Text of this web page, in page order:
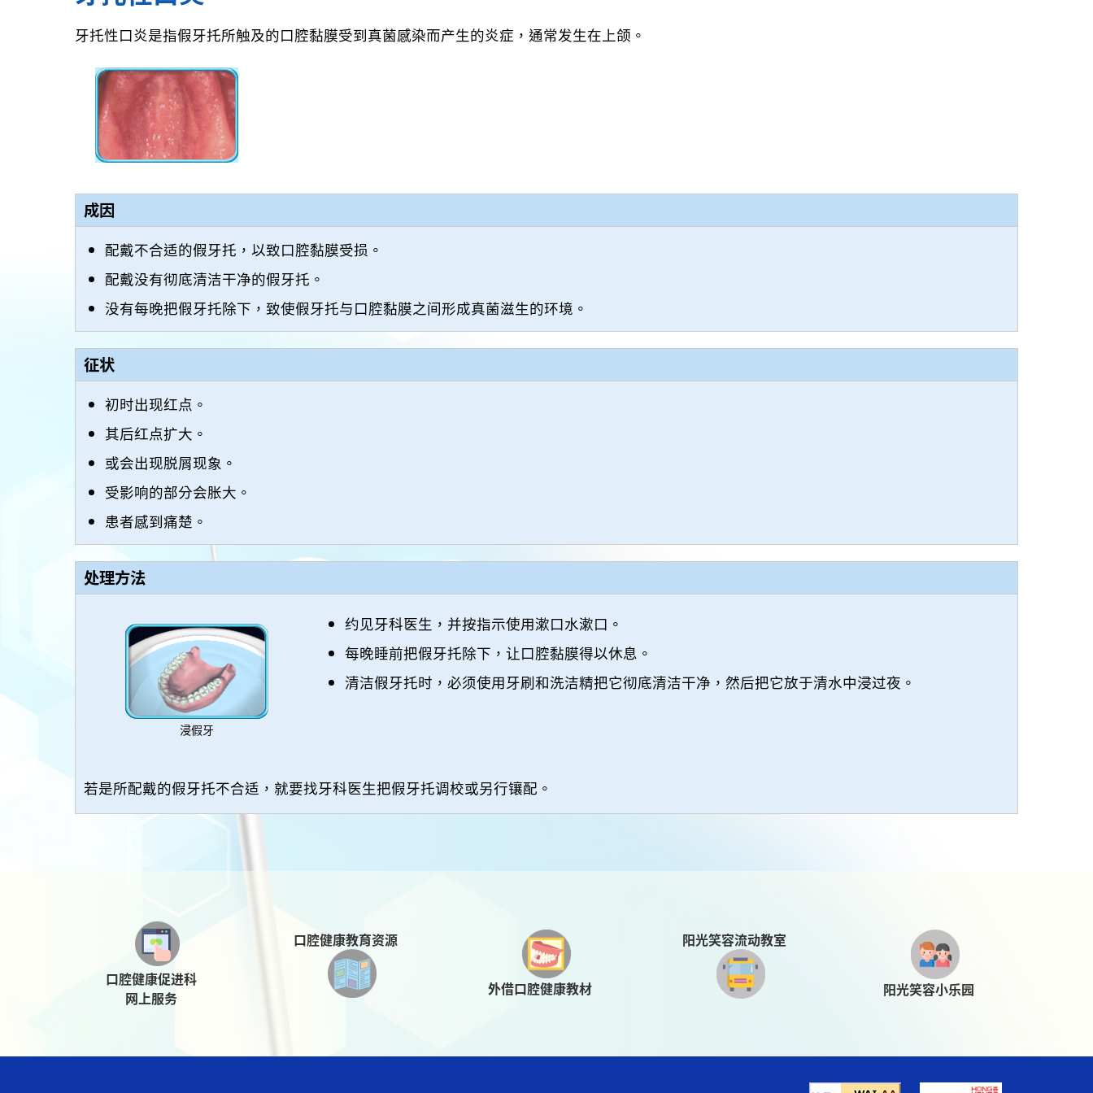
牙托性口炎是指假牙托所触及的口腔黏膜受到真菌感染而产生的炎症，通常发生在上颌。
成因
配戴不合适的假牙托，以致口腔黏膜受损。
配戴没有彻底清洁干净的假牙托。
没有每晚把假牙托除下，致使假牙托与口腔黏膜之间形成真菌滋生的环境。
征状
初时出现红点。
其后红点扩大。
或会出现脱屑现象。
受影响的部分会胀大。
患者感到痛楚。
处理方法
浸假牙
约见牙科医生，并按指示使用漱口水漱口。
每晚睡前把假牙托除下，让口腔黏膜得以休息。
清洁假牙托时，必须使用牙刷和洗洁精把它彻底清洁干净，然后把它放于清水中浸过夜。
若是所配戴的假牙托不合适，就要找牙科医生把假牙托调校或另行镶配。
口腔健康促进科
网上服务
口腔健康教育资源
外借口腔健康教材
阳光笑容流动教室
阳光笑容小乐园